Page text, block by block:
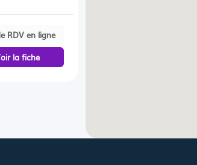
RDV en ligne
la fiche